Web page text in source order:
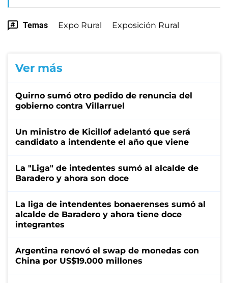
Temas Expo Rural Exposición Rural
Ver más
Quirno sumó otro pedido de renuncia del
gobierno contra Villarruel
Un ministro de Kicillof adelantó que será
candidato a intendente el año que viene
La "Liga" de intedentes sumó al alcalde de
Baradero y ahora son doce
La liga de intendentes bonaerenses sumó al
alcalde de Baradero y ahora tiene doce
integrantes
Argentina renovó el swap de monedas con
China por US$19.000 millones